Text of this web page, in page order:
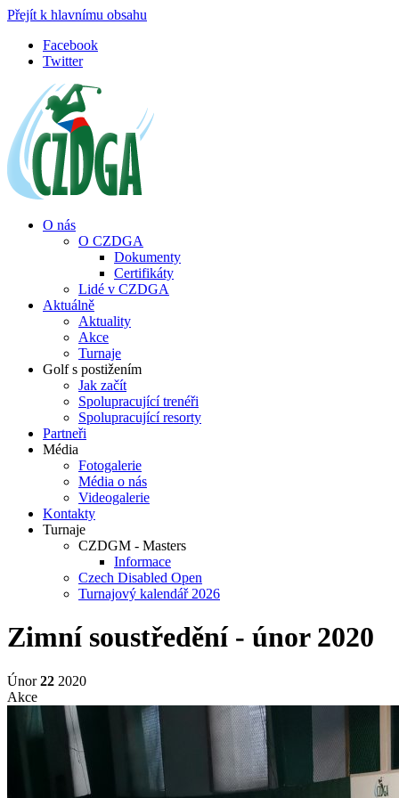
Přejít k hlavnímu obsahu
Facebook
Twitter
O nás
O CZDGA
Dokumenty
Certifikáty
Lidé v CZDGA
Aktuálně
Aktuality
Akce
Turnaje
Golf s postižením
Jak začít
Spolupracující trenéři
Spolupracující resorty
Partneři
Média
Fotogalerie
Média o nás
Videogalerie
Kontakty
Turnaje
CZDGM - Masters
Informace
Czech Disabled Open
Turnajový kalendář 2026
Zimní soustředění - únor 2020
Únor22 2020
Akce